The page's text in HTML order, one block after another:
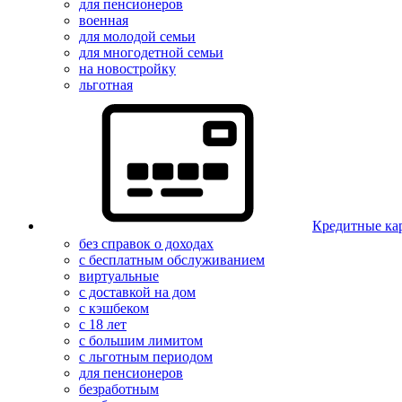
для пенсионеров
военная
для молодой семьи
для многодетной семьи
на новостройку
льготная
Кредитные
без справок о доходах
с бесплатным обслуживанием
виртуальные
с доставкой на дом
с кэшбеком
с 18 лет
с большим лимитом
с льготным периодом
для пенсионеров
безработным